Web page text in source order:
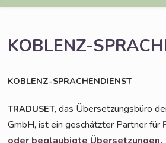
KOBLENZ-
KOBLENZ-SPRACHENDIENST
TRADUSET, das Über­set­zungs­bü­ro
GmbH, ist ein geschätz­ter Part­ner für